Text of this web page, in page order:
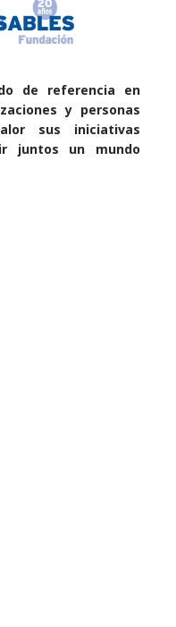
de referencia en
y personas
sus iniciativas
juntos un mundo